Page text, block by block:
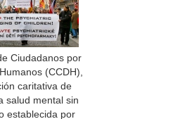
Ciudadanos por
(CCDH),
caritativa de
salud mental sin
establecida por